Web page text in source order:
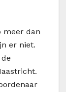
meer dan
er niet.